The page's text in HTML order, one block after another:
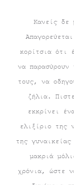
Κανείς δε
κορίτσια ότι
να παρασύρουν
τους, να
ζήλια.
εκκρίνει
ελιξίριο της
της
μακριά
χρόνια, ώστε